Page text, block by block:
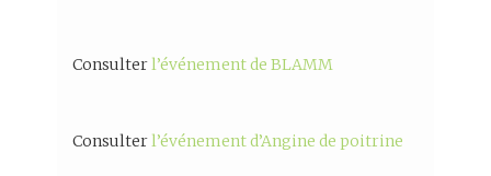
Consulterl’événement de BLAMM
Consulterl’événement d’Angine de poitrine